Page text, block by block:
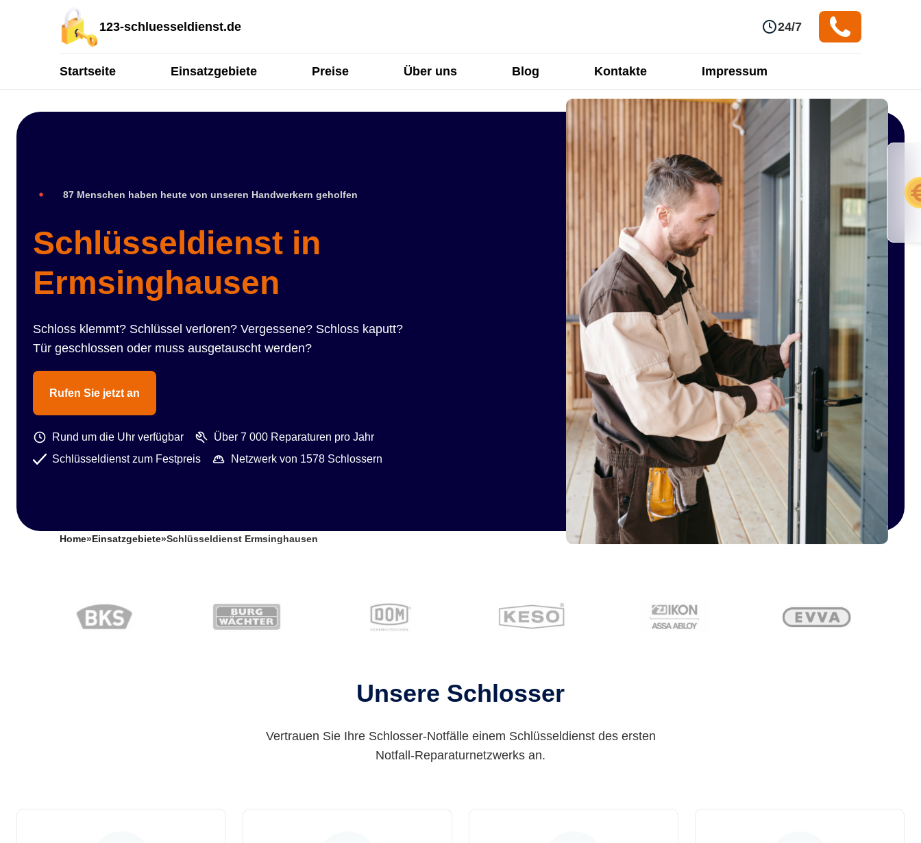
123-schluesseldienst.de 24/7
Startseite Einsatzgebiete Preise Über uns Blog Kontakte Impressum
87 Menschen haben heute von unseren Handwerkern geholfen
Schlüsseldienst in
Ermsinghausen
Schloss klemmt? Schlüssel verloren? Vergessene? Schloss kaputt?
Tür geschlossen oder muss ausgetauscht werden?
Rufen Sie jetzt an
Rund um die Uhr verfügbar
Über 7 000 Reparaturen pro Jahr
Schlüsseldienst zum Festpreis
Netzwerk von 1578 Schlossern
Home» Einsatzgebiete»Schlüsseldienst Ermsinghausen
Unsere Schlosser
Vertrauen Sie Ihre Schlosser-Notfälle einem Schlüsseldienst des ersten
Notfall-Reparaturnetzwerks an.